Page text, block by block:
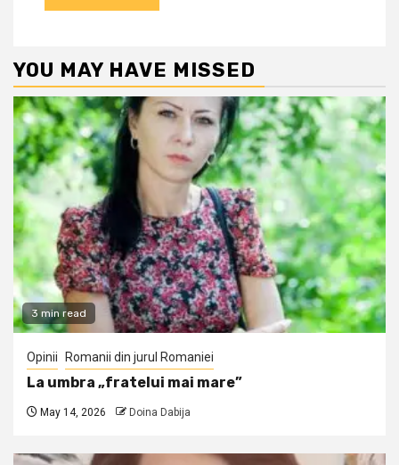
YOU MAY HAVE MISSED
3 min read
Opinii Romanii din jurul Romaniei
La umbra „fratelui mai mare”
May 14, 2026 Doina Dabija